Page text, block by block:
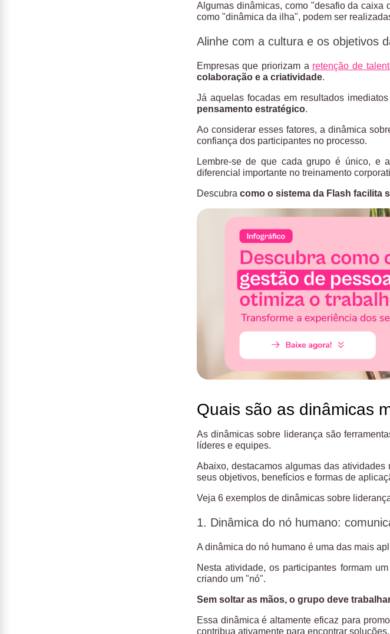
Algumas dinâmicas, como "desafio da caixa
como "dinâmica da ilha", podem ser
Alinhe com a cultura e os objetivos
Empresas que priorizam a retenção de
colaboração e a criatividade.
Já aquelas focadas em resultados
pensamento estratégico.
Ao considerar esses fatores, a dinâmica
confiança dos participantes no processo.
Lembre-se de que cada grupo é único, e
diferencial importante no treinamento
Descubra como o sistema da Flash facilita
Quais são as dinâmicas
As dinâmicas sobre liderança são
líderes e equipes.
Abaixo, destacamos algumas das atividades
seus objetivos, benefícios e formas de
Veja 6 exemplos de dinâmicas sobre
1. Dinâmica do nó humano:
A dinâmica do nó humano é uma das mais
Nesta atividade, os participantes formam
criando um "nó".
Sem soltar as mãos, o grupo deve
Essa dinâmica é altamente eficaz para
contribua ativamente para encontrar soluções.